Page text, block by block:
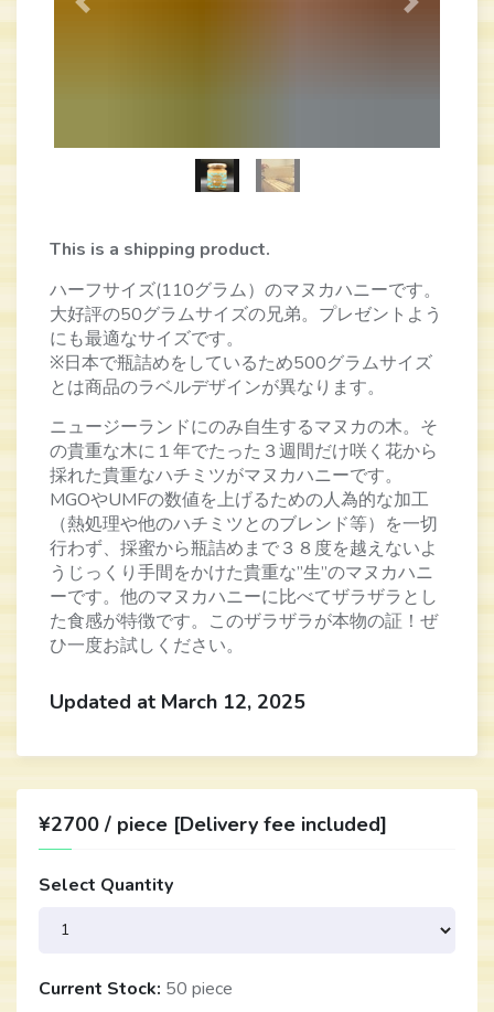
Previous Next
This is a shipping product.
ハーフサイズ(110グラム）のマヌカハニーです。
大好評の50グラムサイズの兄弟。プレゼントよう
にも最適なサイズです。
※日本で瓶詰めをしているため500グラムサイズ
とは商品のラベルデザインが異なります。
ニュージーランドにのみ自生するマヌカの木。そ
の貴重な木に１年でたった３週間だけ咲く花から
採れた貴重なハチミツがマヌカハニーです。
MGOやUMFの数値を上げるための人為的な加工
（熱処理や他のハチミツとのブレンド等）を一切
行わず、採蜜から瓶詰めまで３８度を越えないよ
うじっくり手間をかけた貴重な”生”のマヌカハニ
ーです。他のマヌカハニーに比べてザラザラとし
た食感が特徴です。このザラザラが本物の証！ぜ
ひ一度お試しください。
Updated at March 12, 2025
¥2700 / piece [Delivery fee included]
Select Quantity
Current Stock: 50 piece